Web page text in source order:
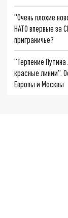
"Очень плохие
НАТО впервые за
приграничье?
"Терпение
красные линии".
Европы и Москвы